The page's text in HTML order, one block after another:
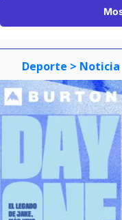
Deporte > Noticia